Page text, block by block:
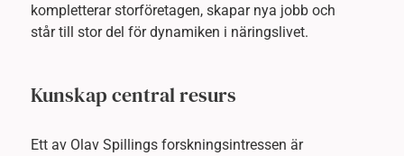
kompletterar storföretagen, skapar nya jobb och
står till stor del för dynamiken i näringslivet.
Kunskap central resurs
Ett av Olav Spillings forskningsintressen är